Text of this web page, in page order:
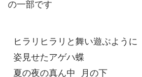
の一部です
ヒラリヒラリと舞い遊ぶように
姿見せたアゲハ蝶
夏の夜の真ん中 月の下